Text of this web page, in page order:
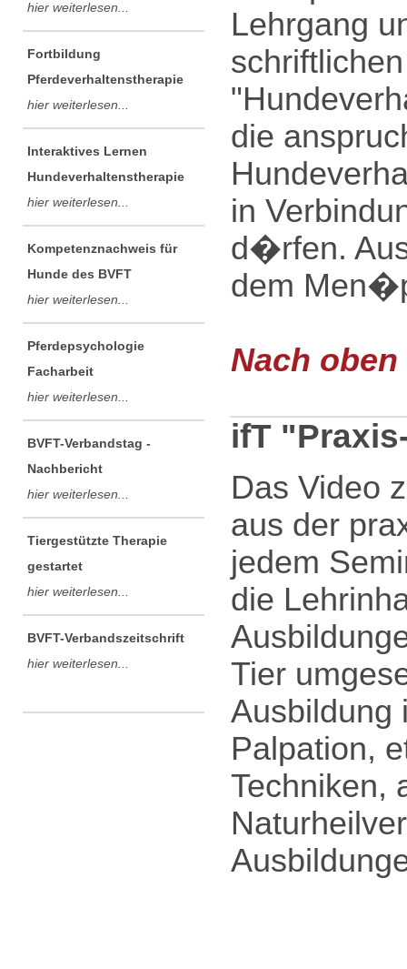
hier weiterlesen...
Fortbildung
Pferdeverhaltenstherapie
hier weiterlesen...
Interaktives Lernen
Hundeverhaltenstherapie
hier weiterlesen...
Kompetenznachweis für
Hunde des BVFT
hier weiterlesen...
Pferdepsychologie
Facharbeit
hier weiterlesen...
BVFT-Verbandstag -
Nachbericht
hier weiterlesen...
Tiergestützte Therapie
gestartet
hier weiterlesen...
BVFT-Verbandszeitschrift
hier weiterlesen...
Lehrgang
die
in
d�rfen.
dem
Nach oben
ifT
Das Video
aus der
jedem
die
Tier
Ausbildung
Palpation,
Techniken,